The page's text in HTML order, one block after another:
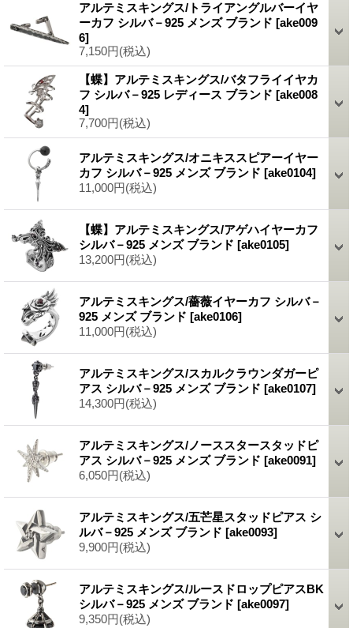
アルテミスキングス/トライアングルバーイヤ
ーカフ シルバ－925 メンズ ブランド [ake009
6]
7,150円(税込)
【蝶】アルテミスキングス/バタフライイヤカ
フ シルバ－925 レディース ブランド [ake008
4]
7,700円(税込)
アルテミスキングス/オニキススピアーイヤー
カフ シルバ－925 メンズ ブランド [ake0104]
11,000円(税込)
【蝶】アルテミスキングス/アゲハイヤーカフ
シルバ－925 メンズ ブランド [ake0105]
13,200円(税込)
アルテミスキングス/薔薇イヤーカフ シルバ－
925 メンズ ブランド [ake0106]
11,000円(税込)
アルテミスキングス/スカルクラウンダガーピ
アス シルバ－925 メンズ ブランド [ake0107]
14,300円(税込)
アルテミスキングス/ノーススタースタッドピ
アス シルバ－925 メンズ ブランド [ake0091]
6,050円(税込)
アルテミスキングス/五芒星スタッドピアス シ
ルバ－925 メンズ ブランド [ake0093]
9,900円(税込)
アルテミスキングス/ルースドロップピアスBK
シルバ－925 メンズ ブランド [ake0097]
9,350円(税込)